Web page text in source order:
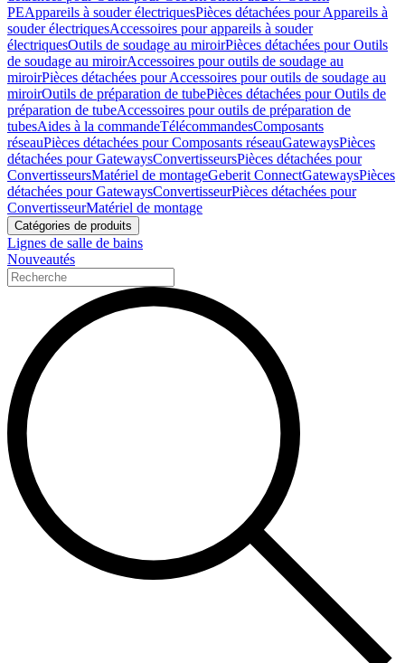
PEAppareils à souder électriquesPièces détachées pour Appareils à
souder électriquesAccessoires pour appareils à souder
électriquesOutils de soudage au miroirPièces détachées pour Outils
de soudage au miroirAccessoires pour outils de soudage au
miroirPièces détachées pour Accessoires pour outils de soudage au
miroirOutils de préparation de tubePièces détachées pour Outils de
préparation de tubeAccessoires pour outils de préparation de
tubesAides à la commandeTélécommandesComposants
réseauPièces détachées pour Composants réseauGatewaysPièces
détachées pour GatewaysConvertisseursPièces détachées pour
ConvertisseursMatériel de montageGeberit ConnectGatewaysPièces
détachées pour GatewaysConvertisseurPièces détachées pour
ConvertisseurMatériel de montage
Catégories de produits
Lignes de salle de bains
Nouveautés